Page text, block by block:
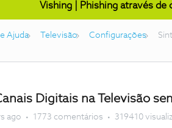
Vishing | Phishing através de
Ajuda Televisão Configurações
Digitais na Televisão
ago 1773 comentários 319410